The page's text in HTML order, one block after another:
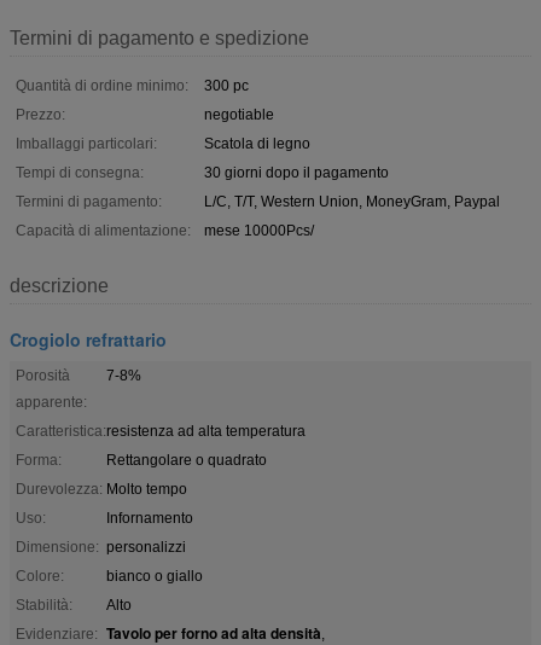
Termini di pagamento e spedizione
Quantità di ordine minimo:
300 pc
Prezzo:
negotiable
Imballaggi particolari:
Scatola di legno
Tempi di consegna:
30 giorni dopo il pagamento
Termini di pagamento:
L/C, T/T, Western Union, MoneyGram, Paypal
Capacità di alimentazione:
mese 10000Pcs/
descrizione
Crogiolo refrattario
Porosità
apparente:
7-8%
Caratteristica:resistenza ad alta temperatura
Forma:
Rettangolare o quadrato
Durevolezza: Molto tempo
Uso:
Infornamento
Dimensione: personalizzi
Colore:
bianco o giallo
Stabilità:
Alto
Evidenziare: Tavolo per forno ad alta densità,